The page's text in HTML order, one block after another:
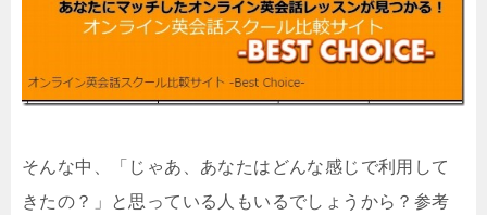
そんな中、「じゃあ、あなたはどんな感じで利用して
きたの？」と思っている人もいるでしょうから？参考